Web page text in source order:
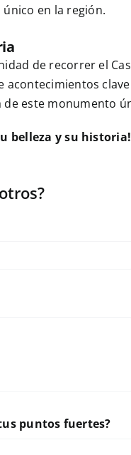
en la región.
de recorrer el
este monumento
belleza y su historia!
puntos fuertes?